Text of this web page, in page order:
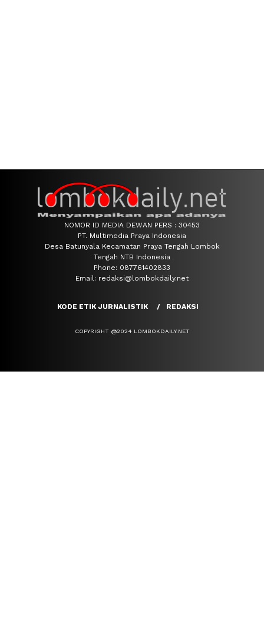
NOMOR ID MEDIA DEWAN PERS : 30453
PT. Multimedia Praya Indonesia
Desa Batunyala Kecamatan Praya Tengah Lombok
Tengah NTB Indonesia
Phone: 087761402833
Email: redaksi@lombokdaily.net
KODE ETIK JURNALISTIK REDAKSI
COPYRIGHT @2024 LOMBOKDAILY.NET